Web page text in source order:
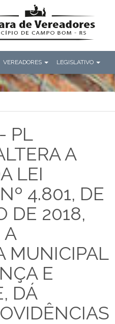
VEREADORES LEGISLATIVO
PL
A
LEI
4.801, DE
DE 2018,
A
MUNICIPAL
E
DÁ